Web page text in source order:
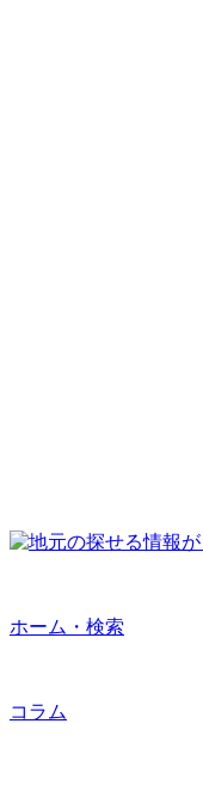
ホーム・検索
コラム